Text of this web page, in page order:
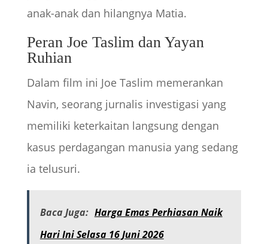
anak-anak dan hilangnya Matia.
Peran Joe Taslim dan Yayan
Ruhian
Dalam film ini Joe Taslim memerankan
Navin, seorang jurnalis investigasi yang
memiliki keterkaitan langsung dengan
kasus perdagangan manusia yang sedang
ia telusuri.
Baca Juga: Harga Emas Perhiasan Naik
Hari Ini Selasa 16 Juni 2026